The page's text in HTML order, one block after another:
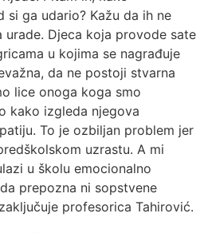
si ga udario? Kažu da ih ne
urade. Djeca koja provode sate
u kojima se nagrađuje
da ne postoji stvarna
lice onoga koga smo
kako izgleda njegova
To je ozbiljan problem jer
uzrastu. A mi
u školu emocionalno
prepozna ni sopstvene
profesorica Tahirović.